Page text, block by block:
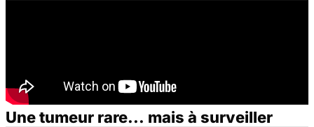
Une tumeur rare... mais à surveiller